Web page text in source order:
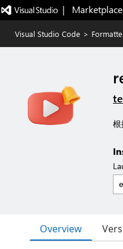
|   Marketplace
Visual Studio Code >
Overview